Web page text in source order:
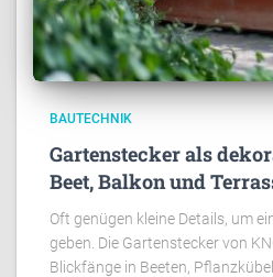
BAUTECHNIK
Gartenstecker als
Beet, Balkon und
Oft genügen kleine Details, um
geben. Die Gartenstecker von
Blickfänge in Beeten,